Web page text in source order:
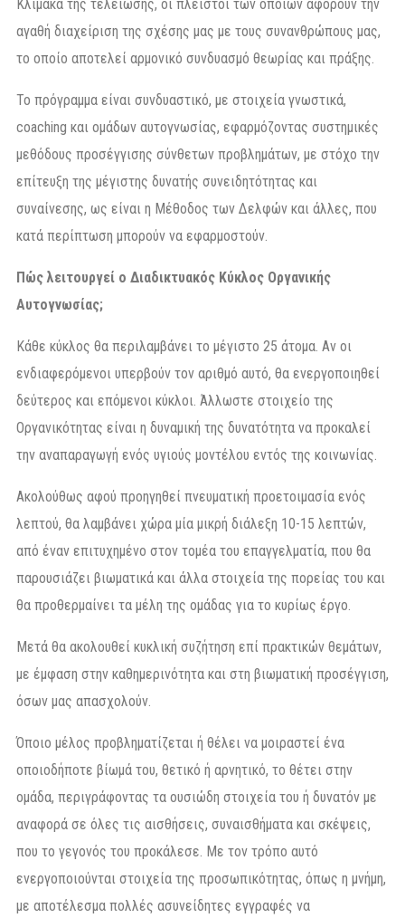
Κλίμακα της τελείωσης, οι πλείστοι των οποίων αφορούν την
αγαθή διαχείριση της σχέσης μας με τους συνανθρώπους μας,
το οποίο αποτελεί αρμονικό συνδυασμό θεωρίας και πράξης.
Το πρόγραμμα είναι συνδυαστικό, με στοιχεία γνωστικά,
coaching και ομάδων αυτογνωσίας, εφαρμόζοντας συστημικές
μεθόδους προσέγγισης σύνθετων προβλημάτων, με στόχο την
επίτευξη της μέγιστης δυνατής συνειδητότητας και
συναίνεσης, ως είναι η Μέθοδος των Δελφών και άλλες, που
κατά περίπτωση μπορούν να εφαρμοστούν.
Πώς λειτουργεί ο Διαδικτυακός Κύκλος Οργανικής
Αυτογνωσίας;
Κάθε κύκλος θα περιλαμβάνει το μέγιστο 25 άτομα. Αν οι
ενδιαφερόμενοι υπερβούν τον αριθμό αυτό, θα ενεργοποιηθεί
δεύτερος και επόμενοι κύκλοι. Άλλωστε στοιχείο της
Οργανικότητας είναι η δυναμική της δυνατότητα να προκαλεί
την αναπαραγωγή ενός υγιούς μοντέλου εντός της κοινωνίας.
Ακολούθως αφού προηγηθεί πνευματική προετοιμασία ενός
λεπτού, θα λαμβάνει χώρα μία μικρή διάλεξη 10-15 λεπτών,
από έναν επιτυχημένο στον τομέα του επαγγελματία, που θα
παρουσιάζει βιωματικά και άλλα στοιχεία της πορείας του και
θα προθερμαίνει τα μέλη της ομάδας για το κυρίως έργο.
Μετά θα ακολουθεί κυκλική συζήτηση επί πρακτικών θεμάτων,
με έμφαση στην καθημερινότητα και στη βιωματική προσέγγιση,
όσων μας απασχολούν.
Όποιο μέλος προβληματίζεται ή θέλει να μοιραστεί ένα
οποιοδήποτε βίωμά του, θετικό ή αρνητικό, το θέτει στην
ομάδα, περιγράφοντας τα ουσιώδη στοιχεία του ή δυνατόν με
αναφορά σε όλες τις αισθήσεις, συναισθήματα και σκέψεις,
που το γεγονός του προκάλεσε. Με τον τρόπο αυτό
ενεργοποιούνται στοιχεία της προσωπικότητας, όπως η μνήμη,
με αποτέλεσμα πολλές ασυνείδητες εγγραφές να